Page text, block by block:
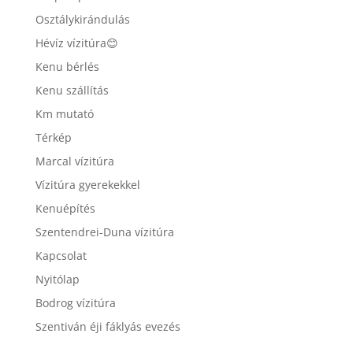
Osztálykirándulás
Hévíz vízitúra😊
Kenu bérlés
Kenu szállítás
Km mutató
Térkép
Marcal vízitúra
Vízitúra gyerekekkel
Kenuépítés
Szentendrei-Duna vízitúra
Kapcsolat
Nyitólap
Bodrog vízitúra
Szentiván éji fáklyás evezés